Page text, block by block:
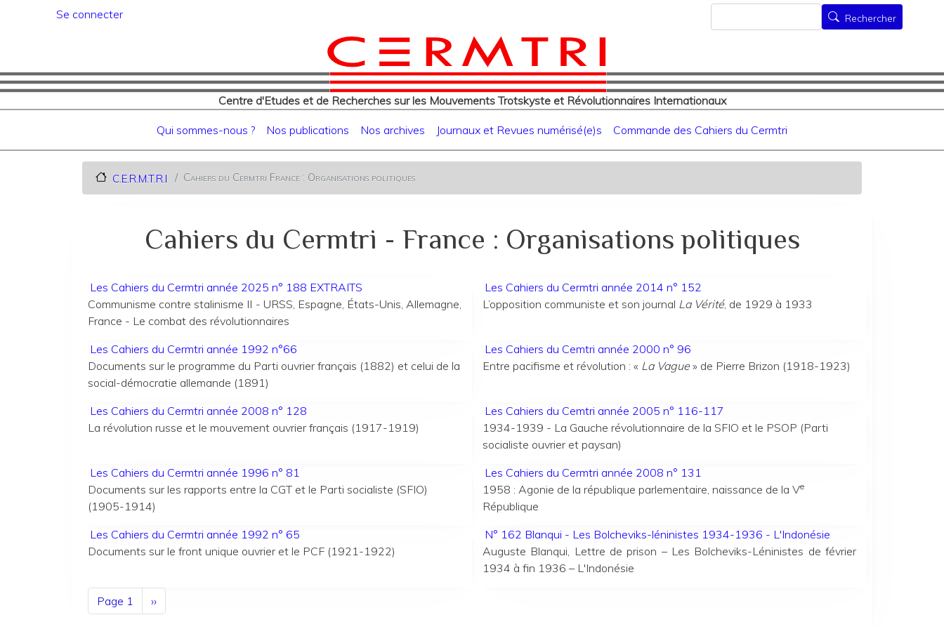
contenu
principal
Menu du compte de l'utilisateur
Se connecter
Centre d'Etudes et de Recherches sur les Mouvements Trotskyste et Révolutionnaires Internationaux
Rechercher
Rechercher
Navigation principale
Qui sommes-nous ? Nos publications Nos archives Journaux et Revues numérisé(e)s Commande des Cahiers du Cermtri
C.E.R.M.T.R.I Cahiers du Cermtri France : Organisations politiques
Cahiers du Cermtri - France : Organisations politiques
Les Cahiers du Cermtri année 2025 n° 188 EXTRAITS
Communisme contre stalinisme II - URSS, Espagne, États-Unis, Allemagne,
France - Le combat des révolutionnaires
Les Cahiers du Cermtri année 2014 n° 152
L’opposition communiste et son journal La Vérité, de 1929 à 1933
Les Cahiers du Cermtri année 1992 n°66
Documents sur le programme du Parti ouvrier français (1882) et celui de la
social-démocratie allemande (1891)
Les Cahiers du Cemtri année 2000 n° 96
Entre pacifisme et révolution : « La Vague» de Pierre Brizon (1918-1923)
Les Cahiers du Cermtri année 2008 n° 128
La révolution russe et le mouvement ouvrier français (1917-1919)
Les Cahiers du Cemtri année 2005 n° 116-117
1934-1939 - La Gauche révolutionnaire de la SFIO et le PSOP (Parti
socialiste ouvrier et paysan)
Les Cahiers du Cermtri année 1996 n° 81
Documents sur les rapports entre la CGT et le Parti socialiste (SFIO)
(1905-1914)
Les Cahiers du Cermtri année 2008 n° 131
1958 : Agonie de la république parlementaire, naissance de la Ve
République
Les Cahiers du Cermtri année 1992 n° 65
Documents sur le front unique ouvrier et le PCF (1921-1922)
N° 162 Blanqui - Les Bolcheviks-léninistes 1934-1936 - L'Indonésie
Auguste Blanqui, Lettre de prison – Les Bolcheviks-Léninistes de février
1934 à fin 1936 – L'Indonésie
Pagination
Page 1
Page
suivante
››